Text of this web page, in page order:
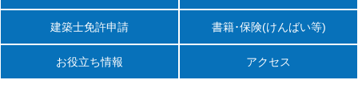
建築士免許申請 書籍･保険(けんばい等)
お役立ち情報 アクセス